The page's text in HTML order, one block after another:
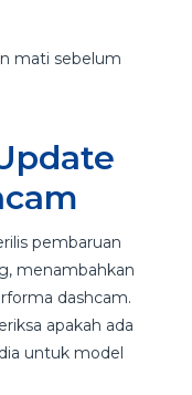
mati sebelum
pembaruan
menambahkan
dashcam.
apakah ada
untuk model